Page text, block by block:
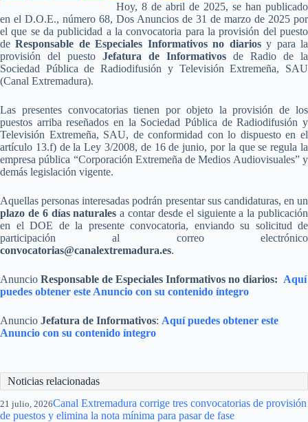
Hoy, 8 de abril de 2025, se han publicado
en el D.O.E., número 68, Dos Anuncios de 31 de marzo de 2025 por
el que se da publicidad a la convocatoria para la provisión del puesto
deResponsable de Especiales Informativos no diariosy para la
provisión del puesto Jefatura de Informativos de Radio de la
Sociedad Pública de Radiodifusión y Televisión Extremeña, SAU
(Canal Extremadura).
Las presentes convocatorias tienen por objeto la provisión de los
puestos arriba reseñados en la Sociedad Pública de Radiodifusión y
Televisión Extremeña, SAU, de conformidad con lo dispuesto en el
artículo 13.f) de la Ley 3/2008, de 16 de junio, por la que se regula la
empresa pública “Corporación Extremeña de Medios Audiovisuales” y
demás legislación vigente.
Aquellas personas interesadas podrán presentar sus candidaturas, en un
plazo de 6 días naturales a contar desde el siguiente a la publicación
en el DOE de la presente convocatoria, enviando su solicitud de
participación al correo electrónico
convocatorias@canalextremadura.es.
Anuncio Responsable de Especiales Informativos no diarios: Aquí
puedes obtener este Anuncio con su contenido íntegro
Anuncio Jefatura de Informativos: Aquí puedes obtener este
Anuncio con su contenido íntegro
Noticias relacionadas
21 julio, 2026Canal Extremadura corrige tres convocatorias de provisión
de puestos y elimina la nota mínima para pasar de fase